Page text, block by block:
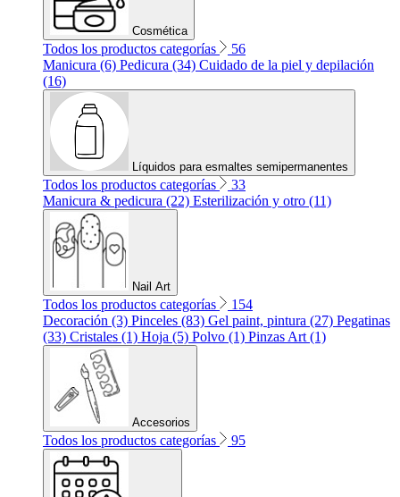
Cosmética
Todos los productos categorías
56
Manicura (6) Pedicura (34) Cuidado de la piel y depilación
(16)
Líquidos para esmaltes semipermanentes
Todos los productos categorías
33
Manicura & pedicura (22) Esterilización y otro (11)
Nail Art
Todos los productos categorías
154
Decoración (3) Pinceles (83) Gel paint, pintura (27) Pegatinas
(33) Cristales (1) Hoja (5) Polvo (1) Pinzas Art (1)
Accesorios
Todos los productos categorías 95